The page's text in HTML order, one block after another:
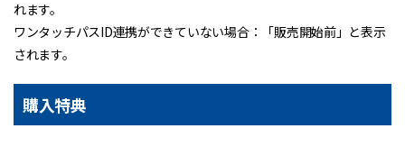
れます。
ワンタッチパスID連携ができていない場合：「販売開始前」と表示
されます。
購入特典